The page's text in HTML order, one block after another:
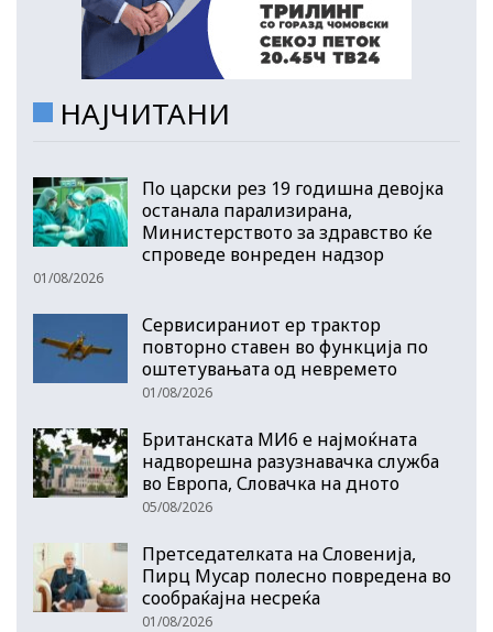
НАЈЧИТАНИ
По царски рез 19 годишна девојка
останала парализирана,
Министерството за здравство ќе
спроведе вонреден надзор
01/08/2026
Сервисираниот ер трактор
повторно ставен во функција по
оштетувањата од невремето
01/08/2026
Британската МИ6 е најмоќната
надворешна разузнавачка служба
во Европа, Словачка на дното
05/08/2026
Претседателката на Словенија,
Пирц Мусар полесно повредена во
сообраќајна несреќа
01/08/2026